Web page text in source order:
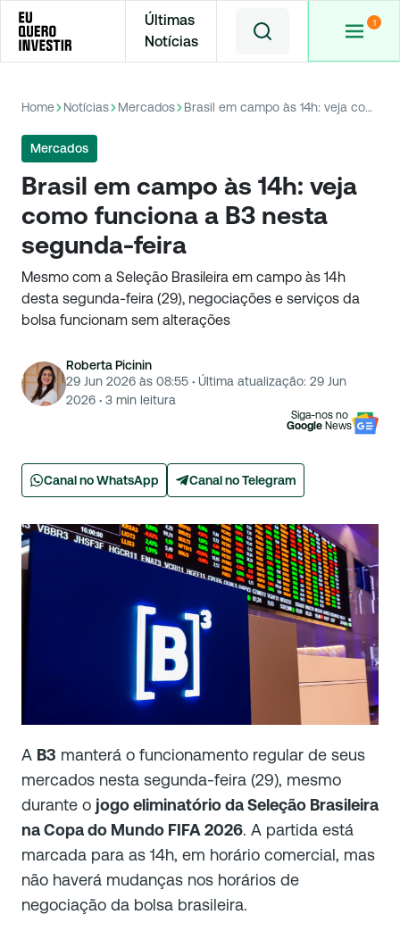
Últimas
Notícias
Home Notícias Mercados Brasil em campo às 14h: veja como funciona a B3 nesta segunda-feira
Mercados
Brasil em campo às 14h: veja
como funciona a B3 nesta
segunda-feira
Mesmo com a Seleção Brasileira em campo às 14h
desta segunda-feira (29), negociações e serviços da
bolsa funcionam sem alterações
Roberta Picinin
29 Jun 2026 às 08:55 · Última atualização: 29 Jun
2026 · 3 min leitura
Siga-nos no
Google News
Canal no WhatsApp Canal no Telegram
A B3 manterá o funcionamento regular de seus
mercados nesta segunda-feira (29), mesmo
durante o jogo eliminatório da Seleção Brasileira
na Copa do Mundo FIFA 2026. A partida está
marcada para as 14h, em horário comercial, mas
não haverá mudanças nos horários de
negociação da bolsa brasileira.